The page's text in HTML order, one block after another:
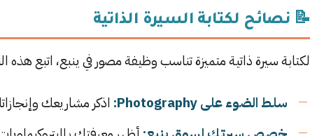
📝 نصائح لكتابة السيرة الذاتية
لكتابة سيرة ذاتية متميزة تناسب وظيفة مصور في ينبع، اتبع هذه
سلط الضوء على Photography:
اذكر مشاريعك